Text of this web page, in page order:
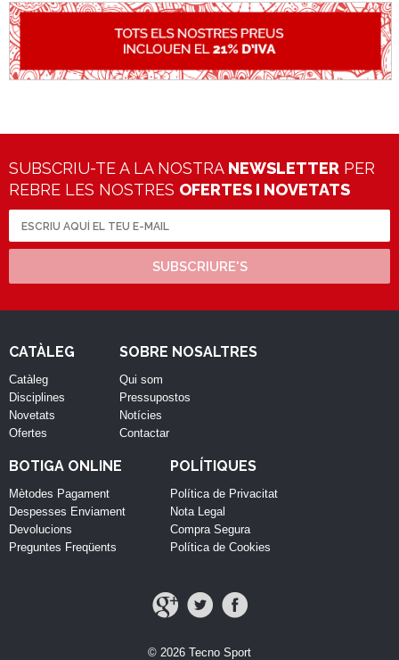
SUBSCRIU-TE A LA NOSTRA NEWSLETTER PER
REBRE LES NOSTRES OFERTES I NOVETATS
SUBSCRIURE'S
CATÀLEG
Catàleg
Disciplines
Novetats
Ofertes
SOBRE NOSALTRES
Qui som
Pressupostos
Notícies
Contactar
BOTIGA ONLINE
Mètodes Pagament
Despesses Enviament
Devolucions
Preguntes Freqüents
POLÍTIQUES
Política de Privacitat
Nota Legal
Compra Segura
Política de Cookies
© 2026 Tecno Sport